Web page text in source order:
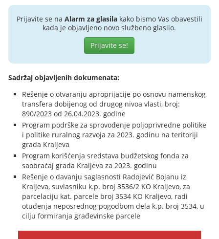
Prijavite se na Alarm za glasilakako bismo Vas obavestili
kada je objavljeno novo službeno glasilo.
Prijavite se!
Sadržaj objavljenih dokumenata:
Rešenje o otvaranju aproprijacije po osnovu namenskog
transfera dobijenog od drugog nivoa vlasti, broj:
890/2023 od 26.04.2023. godine
Program podrške za sprovođenje poljoprivredne politike
i politike ruralnog razvoja za 2023. godinu na teritoriji
grada Kraljeva
Program korišćenja sredstava budžetskog fonda za
saobraćaj grada Kraljeva za 2023. godinu
Rešenje o davanju saglasnosti Radojević Bojanu iz
Kraljeva, suvlasniku k.p. broj 3536/2 KO Kraljevo, za
parcelaciju kat. parcele broj 3534 KO Kraljevo, radi
otuđenja neposrednog pogodbom dela k.p. broj 3534, u
cilju formiranja građevinske parcele